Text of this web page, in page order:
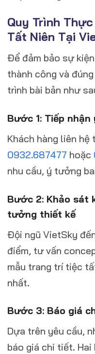
Quy Trình
Tất Niên Tại
Để đảm bảo sự
thành công và
trình bài bản như
Bước 1: Tiếp
Khách hàng liên
0932.687477 hoặc
nhu cầu, ý tưởng
Bước 2: Khảo sát
tưởng thiết kế
Đội ngũ VietSky
điểm, tư vấn
mẫu trang trí tiệc
nhất.
Bước 3: Báo giá
Dựa trên yêu cầu,
báo giá chi tiết.